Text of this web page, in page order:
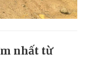
nhất từ